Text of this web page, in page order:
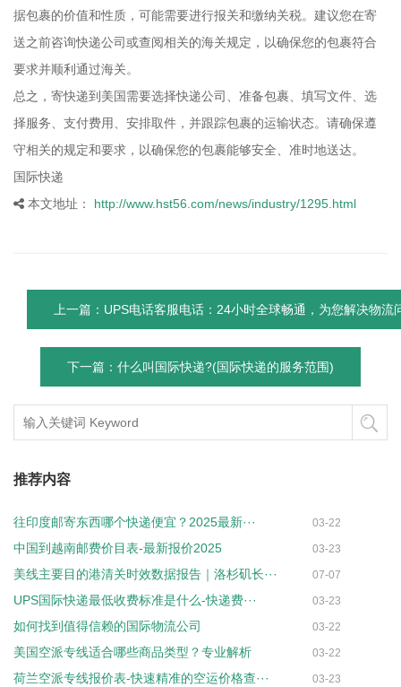
据包裹的价值和性质，可能需要进行报关和缴纳关税。建议您在寄
送之前咨询快递公司或查阅相关的海关规定，以确保您的包裹符合
要求并顺利通过海关。
总之，寄快递到美国需要选择快递公司、准备包裹、填写文件、选
择服务、支付费用、安排取件，并跟踪包裹的运输状态。请确保遵
守相关的规定和要求，以确保您的包裹能够安全、准时地送达。
国际快递
本文地址：
http://www.hst56.com/news/industry/1295.html
上一篇：UPS电话客服电话：24小时全球畅通，为您解决物流
下一篇：什么叫国际快递?(国际快递的服务范围)
推荐内容
往印度邮寄东西哪个快递便宜？2025最新··· 03-22
中国到越南邮费价目表-最新报价2025 03-23
美线主要目的港清关时效数据报告｜洛杉矶长··· 07-07
UPS国际快递最低收费标准是什么-快递费··· 03-23
如何找到值得信赖的国际物流公司 03-22
美国空派专线适合哪些商品类型？专业解析 03-22
荷兰空派专线报价表-快速精准的空运价格查··· 03-23